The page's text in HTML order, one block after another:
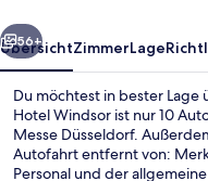
Weiter
56+
ÜbersichtZimmerLage
Du möchtest in bester Lage
Hotel Windsor ist nur 10
Messe Düsseldorf.
Autofahrt entfernt von:
Personal und der